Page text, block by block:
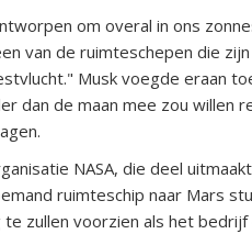
om overal in ons
van de ruimteschepen die
Musk voegde eraan
dan de maan mee zou willen
NASA, die deel
ruimteschip naar Mars
zullen voorzien als het